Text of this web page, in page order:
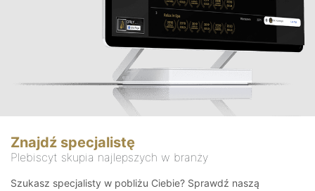
Znajdź specjalistę
Plebiscyt skupia najlepszych w branży
Szukasz specjalisty w pobliżu Ciebie? Sprawdź naszą